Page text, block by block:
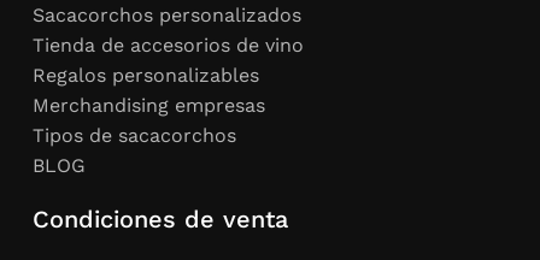
Sacacorchos personalizados
Tienda de accesorios de vino
Regalos personalizables
Merchandising empresas
Tipos de sacacorchos
BLOG
Condiciones de venta